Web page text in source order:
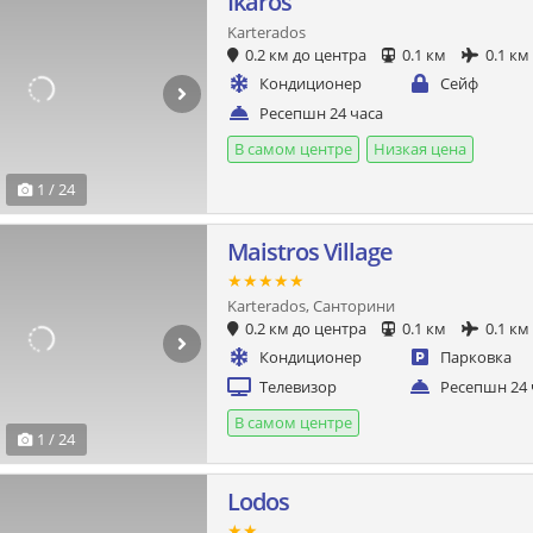
1 / 24
Karterados
0.2 км до центра
0.1 км
0.1 км
Кондиционер
Сейф
Ресепшн 24 часа
В самом центре
Низкая цена
1 / 24
Maistros Village
★★★★★
Karterados, Санторини
0.2 км до центра
0.1 км
0.1 км
Кондиционер
Парковка
Телевизор
Ресепшн 24
В самом центре
Lodos